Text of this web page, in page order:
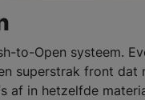
to-Open systeem.
superstrak front
af in hetzelfde